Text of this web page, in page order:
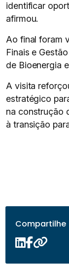
identificar
afirmou.
Ao final foram
Finais e
de Bioenergia
A visita
estratégico
na construção
à transição
Compartilhe